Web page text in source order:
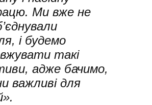
Ми вже не
і будемо
такі
адже бачимо,
важливі для